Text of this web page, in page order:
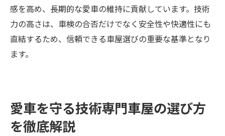
感を高め、長期的な愛車の維持に貢献しています。技術
力の高さは、車検の合否だけでなく安全性や快適性にも
直結するため、信頼できる車屋選びの重要な基準となり
ます。
愛車を守る技術専門車屋の選び方
を徹底解説